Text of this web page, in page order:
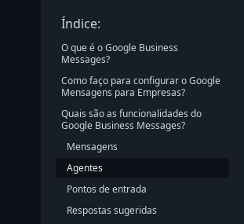
Índice:
O que é o Google Business
Messages?
Como faço para configurar o Google
Mensagens para Empresas?
Quais são as funcionalidades do
Google Business Messages?
Mensagens
Agentes
Pontos de entrada
Respostas sugeridas